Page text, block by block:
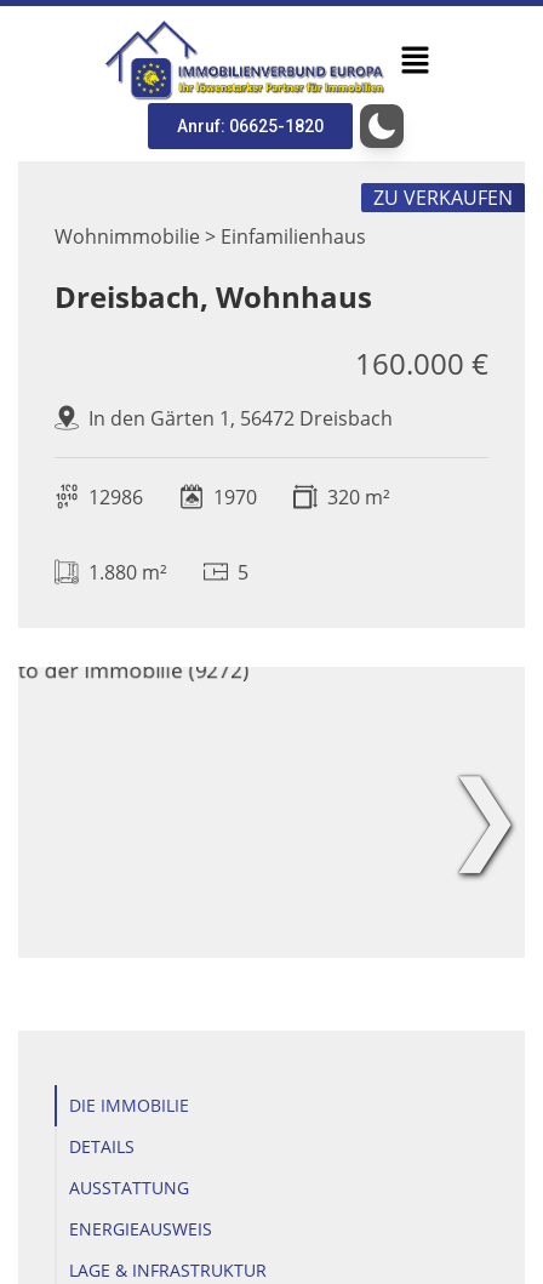
Anruf: 06625-1820
Wohnimmobilie > Einfamilienhaus
ZU VERKAUFEN
Dreisbach, Wohnhaus
In den Gärten 1, 56472 Dreisbach
160.000 €
12986 1970 320 m²
1.880 m² 5
❯
DIE IMMOBILIE
DETAILS
AUSSTATTUNG
ENERGIEAUSWEIS
LAGE & INFRASTRUKTUR